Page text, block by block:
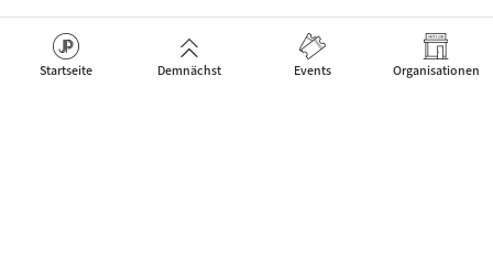
Startseite Demnächst Events Organisationen